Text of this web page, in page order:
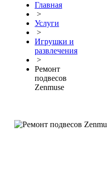
Главная
>
Услуги
>
Игрушки и
развлечения
>
Ремонт
подвесов
Zenmuse